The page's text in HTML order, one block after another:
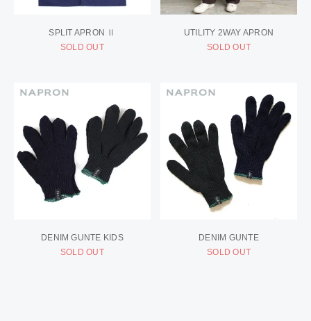
SPLIT APRON Ⅱ
SOLD OUT
UTILITY 2WAY APRON
SOLD OUT
DENIM GUNTE KIDS
SOLD OUT
DENIM GUNTE
SOLD OUT